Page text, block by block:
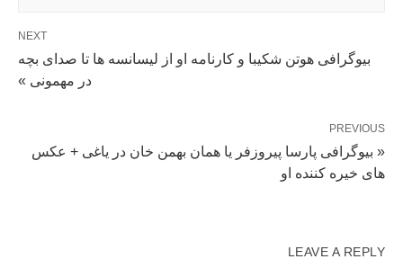
NEXT
بیوگرافی هوتن شکیبا و کارنامه او از لیسانسه ها تا صدای بچه
در مهمونی »
PREVIOUS
« بیوگرافی پارسا پیروزفر یا همان بهمن خان در یاغی + عکس
های خیره کننده او
LEAVE A REPLY